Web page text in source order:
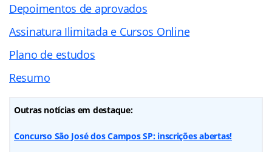
Depoimentos de aprovados
Assinatura Ilimitada e Cursos Online
Plano de estudos
Resumo
Outras notícias em destaque:
Concurso São José dos Campos SP: inscrições abertas!